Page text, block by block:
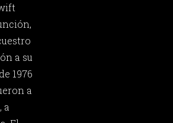
a su
1976
a
a